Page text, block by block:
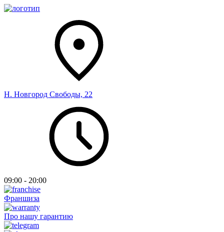
Н. Новгород Свободы, 22
09:00 - 20:00
Франшиза
Про нашу гарантию